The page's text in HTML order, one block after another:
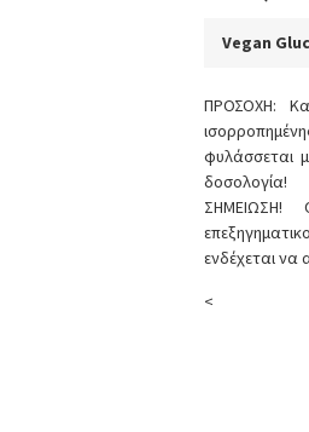
Vegan
ΠΡΟΣΟΧΗ:
φυλάσσεται
δοσολογία!
ΣΗΜΕΙΩΣΗ!
ενδέχεται να
<